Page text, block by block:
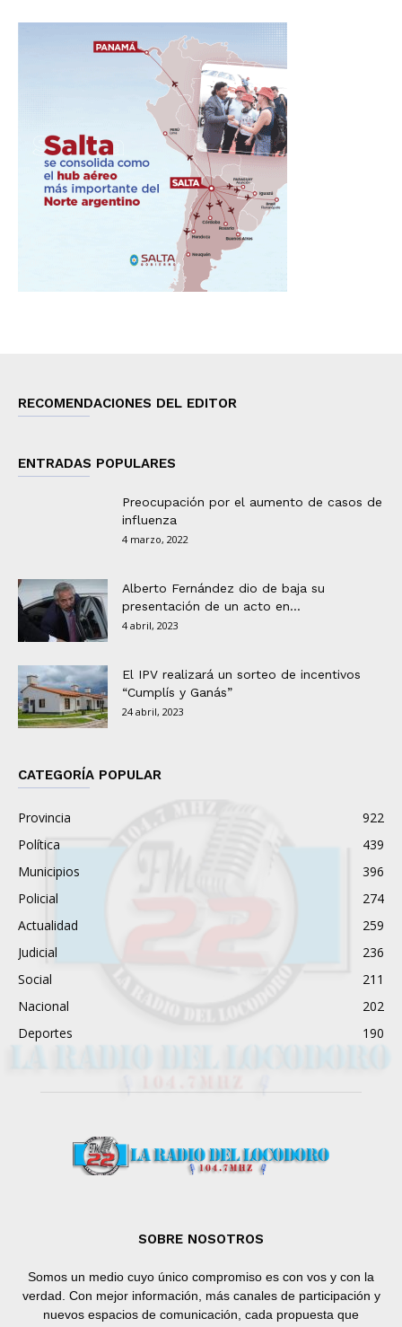
RECOMENDACIONES DEL EDITOR
ENTRADAS POPULARES
Preocupación por el aumento de casos de
influenza
4 marzo, 2022
Alberto Fernández dio de baja su
presentación de un acto en...
4 abril, 2023
El IPV realizará un sorteo de incentivos
“Cumplís y Ganás”
24 abril, 2023
CATEGORÍA POPULAR
Provincia
922
Política
439
Municipios
396
Policial
274
Actualidad
259
Judicial
236
Social
211
Nacional
202
Deportes
190
SOBRE NOSOTROS
Somos un medio cuyo único compromiso es con vos y con la
verdad. Con mejor información, más canales de participación y
nuevos espacios de comunicación, cada propuesta que